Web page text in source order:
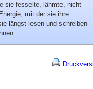
sie fesselte, lähmte, nicht
mit der sie ihre
längst lesen und schreiben